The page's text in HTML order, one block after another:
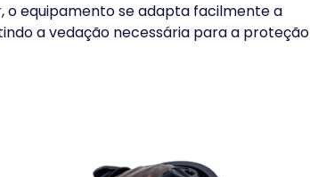
o equipamento se adapta facilmente a
a vedação necessária para a proteção